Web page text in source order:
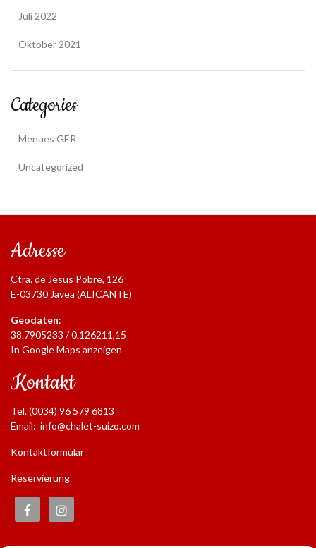
Juli 2022
Oktober 2021
Categories
Menues GER
Uncategorized
Adresse
Ctra. de Jesus Pobre, 126
E-03730 Javea (ALICANTE)
Geodaten:
38.7905233 / 0.126211,15
In Google Maps anzeigen
Kontakt
Tel. (0034) 96 579 6813
Email: info@chalet-suizo.com
Kontaktformular
Reservierung